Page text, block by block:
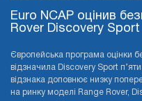
Euro NCAP оцінив
Rover Discovery Sport
Європейська програма оцінки
відзначила Discovery Sport
відзнака доповнює низку
на ринку моделі Range Rover,